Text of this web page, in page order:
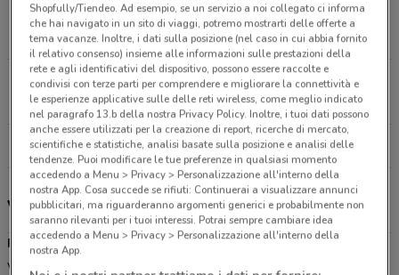
Via Redi, 10/12 Sesto Fiorentine
3.4 km
APERTO
Via Delle Pleiadi, 15 Prato
11.3 km
Tutti i negozi Prenatal
Volantino, offerte e negozi Prénatal
Prénatalè una catena di moda che da 50 anni a questa parte
veste neonati, bimbi e donne in dolce attesa. Scopri i passeggini
Shopfully/Tiendeo. Ad esempio, se un servizio a noi collegato ci informa
che hai navigato in un sito di viaggi, potremo mostrarti delle offerte a
tema vacanze. Inoltre, i dati sulla posizione (nel caso in cui abbia fornito
il relativo consenso) insieme alle informazioni sulle prestazioni della
rete e agli identificativi del dispositivo, possono essere raccolte e
condivisi con terze parti per comprendere e migliorare la connettività e
le esperienze applicative sulle delle reti wireless, come meglio indicato
nel paragrafo 13.b della nostra Privacy Policy. Inoltre, i tuoi dati possono
anche essere utilizzati per la creazione di report, ricerche di mercato,
scientifiche e statistiche, analisi basate sulla posizione e analisi delle
tendenze. Puoi modificare le tue preferenze in qualsiasi momento
accedendo a Menu > Privacy > Personalizzazione all'interno della
nostra App. Cosa succede se rifiuti: Continuerai a visualizzare annunci
pubblicitari, ma riguarderanno argomenti generici e probabilmente non
saranno rilevanti per i tuoi interessi. Potrai sempre cambiare idea
accedendo a Menu > Privacy > Personalizzazione all'interno della
nostra App.